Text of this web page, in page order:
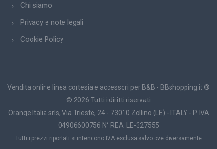
Chi siamo
Privacy e note legali
Cookie Policy
Vendita online linea cortesia e accessori per B&B - BBshopping.it ®
© 2026 Tutti i diritti riservati
Orange Italia srls, Via Trieste, 24 - 73010 Zollino (LE) - ITALY - P. IVA
04906600756 N° REA: LE-327555
Tutti i prezzi riportati si intendono IVA esclusa salvo ove diversamente